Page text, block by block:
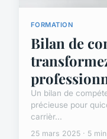
FORMATION
Bilan de
Un bilan de
précieuse pour
carrièr...
25 mars 2025 · 5 min